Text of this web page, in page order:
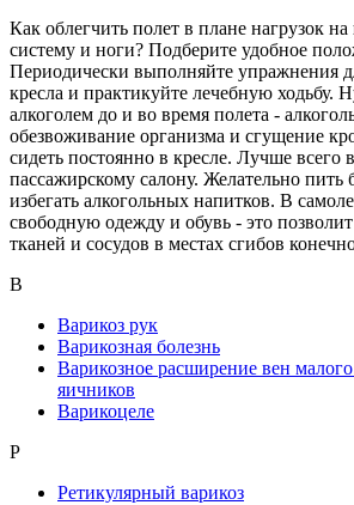
Как облегчить полет в плане нагрузок
систему и ноги? Подберите удобное
Периодически выполняйте упражнения
кресла и практикуйте лечебную ходьбу.
алкоголем до и во время полета -
обезвоживание организма и сгущение
сидеть постоянно в кресле. Лучше всего
пассажирскому салону. Желательно пить
избегать алкогольных напитков. В
свободную одежду и обувь - это
тканей и сосудов в местах сгибов
В
Варикоз рук
Варикозная болезнь
Варикозное расширение вен малого
яичников
Варикоцеле
Р
Ретикулярный варикоз